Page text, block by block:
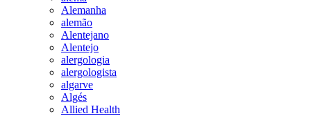
Alemanha
alemão
Alentejano
Alentejo
alergologia
alergologista
algarve
Algés
Allied Health